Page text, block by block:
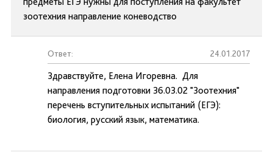
зоотехния направление коневодство
Ответ: 24.01.2017
Здравствуйте, Елена Игоревна. Для
направления подготовки 36.03.02 "Зоотехния"
перечень вступительных испытаний (ЕГЭ):
биология, русский язык, математика.